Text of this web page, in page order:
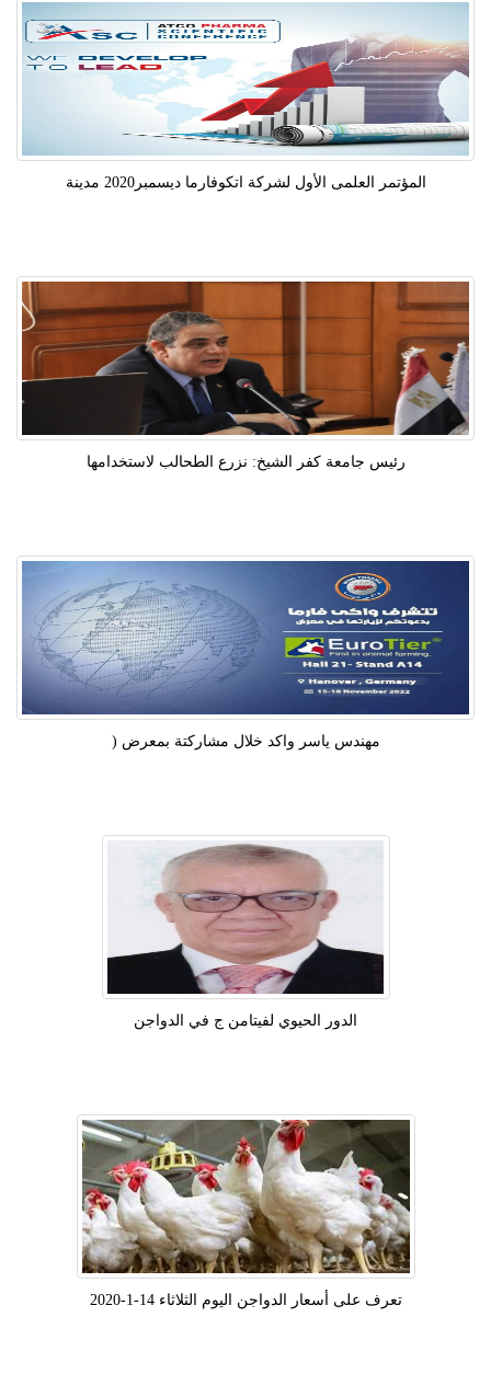
المؤتمر العلمى الأول لشركة اتكوفارما ديسمبر2020 مدينة
رئيس جامعة كفر الشيخ: نزرع الطحالب لاستخدامها
مهندس ياسر واكد خلال مشاركتة بمعرض (
الدور الحيوي لفيتامن ج في الدواجن
تعرف على أسعار الدواجن اليوم الثلاثاء 14-1-2020